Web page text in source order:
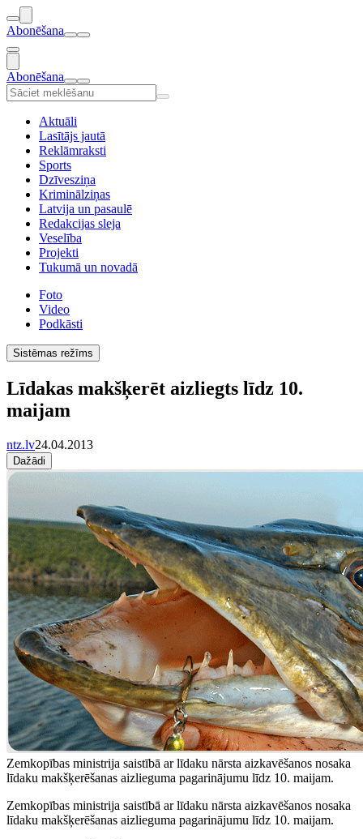
Abonēšana
Abonēšana
Aktuāli
Lasītājs jautā
Reklāmraksti
Sports
Dzīvesziņa
Kriminālziņas
Latvija un pasaulē
Redakcijas sleja
Veselība
Projekti
Tukumā un novadā
Foto
Video
Podkāsti
Sistēmas režīms
Līdakas makšķerēt aizliegts līdz 10.
maijam
ntz.lv24.04.2013
Dažādi
Zemkopības ministrija saistībā ar līdaku nārsta aizkavēšanos nosaka
līdaku makšķerēšanas aizlieguma pagarinājumu līdz 10. maijam.
Zemkopības ministrija saistībā ar līdaku nārsta aizkavēšanos nosaka
līdaku makšķerēšanas aizlieguma pagarinājumu līdz 10. maijam.